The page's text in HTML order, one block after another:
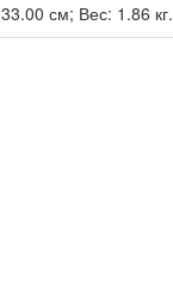
см; Вес: 1.86 кг.